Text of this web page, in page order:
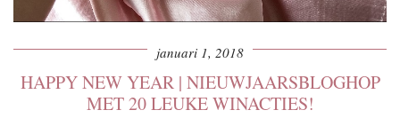
januari 1, 2018
HAPPY NEW YEAR | NIEUWJAARSBLOGHOP
MET 20 LEUKE WINACTIES!